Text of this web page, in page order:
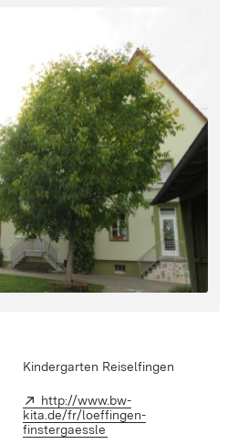
Kindergarten Reiselfingen
Extern:
http://www.bw-
kita.de/fr/loeffingen-
finstergaessle